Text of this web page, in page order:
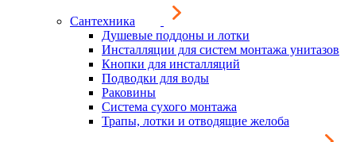
Сантехника
Душевые поддоны и лотки
Инсталляции для систем монтажа унитазов
Кнопки для инсталляций
Подводки для воды
Раковины
Система сухого монтажа
Трапы, лотки и отводящие желоба